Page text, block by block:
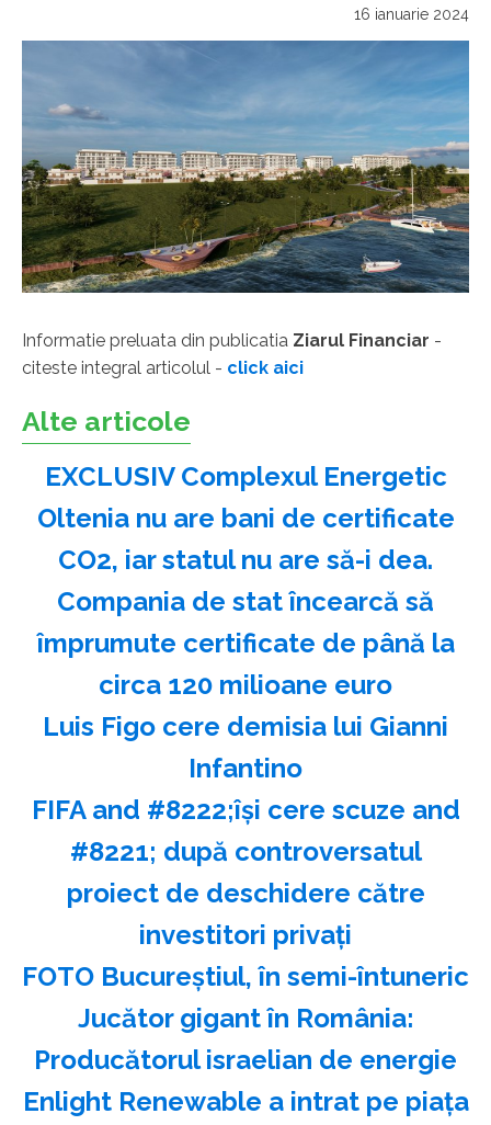
16 ianuarie 2024
Informatie preluata din publicatia Ziarul Financiar -
citeste integral articolul - click aici
Alte articole
EXCLUSIV Complexul Energetic
Oltenia nu are bani de certificate
CO2, iar statul nu are să-i dea.
Compania de stat încearcă să
împrumute certificate de până la
circa 120 milioane euro
Luis Figo cere demisia lui Gianni
Infantino
FIFA and #8222;îşi cere scuze and
#8221; după controversatul
proiect de deschidere către
investitori privaţi
FOTO Bucureștiul, în semi-întuneric
Jucător gigant în România:
Producătorul israelian de energie
Enlight Renewable a intrat pe piața